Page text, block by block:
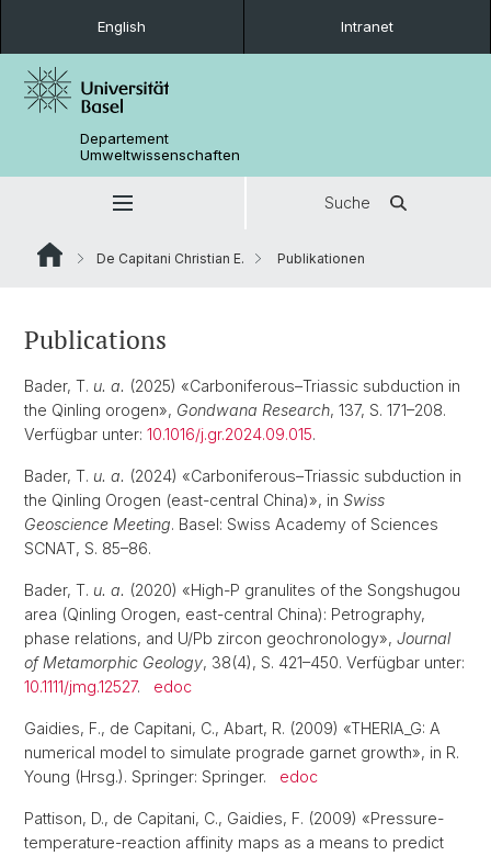
English Intranet
Departement
Umweltwissenschaften
Suche
De Capitani Christian E. Publikationen
Publications
Bader, T. u. a. (2025) «Carboniferous–Triassic subduction in
the Qinling orogen», Gondwana Research, 137, S. 171–208.
Verfügbar unter: 10.1016/j.gr.2024.09.015.
Bader, T. u. a. (2024) «Carboniferous–Triassic subduction in
the Qinling Orogen (east-central China)», in Swiss
Geoscience Meeting. Basel: Swiss Academy of Sciences
SCNAT, S. 85–86.
Bader, T. u. a. (2020) «High-P granulites of the Songshugou
area (Qinling Orogen, east-central China): Petrography,
phase relations, and U/Pb zircon geochronology», Journal
of Metamorphic Geology, 38(4), S. 421–450. Verfügbar unter:
10.1111/jmg.12527. edoc
Gaidies, F., de Capitani, C., Abart, R. (2009) «THERIA_G: A
numerical model to simulate prograde garnet growth», in R.
Young (Hrsg.). Springer: Springer. edoc
Pattison, D., de Capitani, C., Gaidies, F. (2009) «Pressure-
temperature-reaction affinity maps as a means to predict